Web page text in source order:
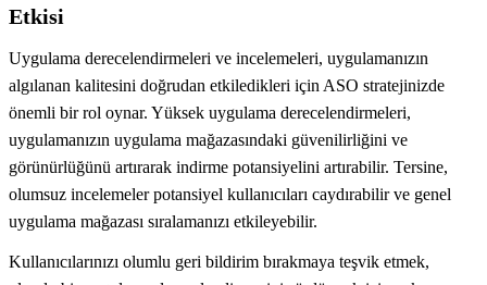
Etkisi
Uygulama derecelendirmeleri ve incelemeleri, uygulamanızın
algılanan kalitesini doğrudan etkiledikleri için ASO stratejinizde
önemli bir rol oynar. Yüksek uygulama derecelendirmeleri,
uygulamanızın uygulama mağazasındaki güvenilirliğini ve
görünürlüğünü artırarak indirme potansiyelini artırabilir. Tersine,
olumsuz incelemeler potansiyel kullanıcıları caydırabilir ve genel
uygulama mağazası sıralamanızı etkileyebilir.
Kullanıcılarınızı olumlu geri bildirim bırakmaya teşvik etmek,